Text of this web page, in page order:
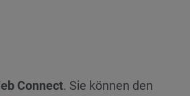
Connect. Sie können den